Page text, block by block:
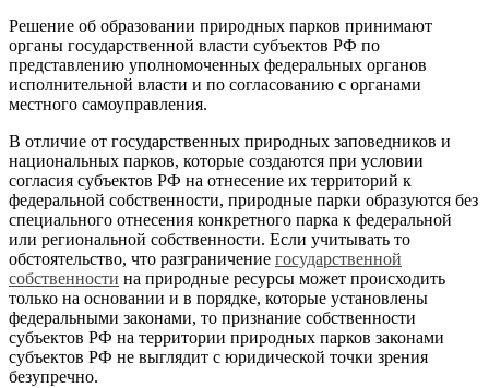
Решение об образовании природных парков принимают
органы государственной власти субъектов РФ по
представлению уполномоченных федеральных органов
исполнительной власти и по согласованию с органами
местного самоуправления.
В отличие от государственных природных заповедников и
национальных парков, которые создаются при условии
согласия субъектов РФ на отнесение их территорий к
федеральной собственности, природные парки образуются без
специального отнесения конкретного парка к федеральной
или региональной собственности. Если учитывать то
обстоятельство, что разграничение государственной
собственности на природные ресурсы может происходить
только на основании и в порядке, которые установлены
федеральными законами, то признание собственности
субъектов РФ на территории природных парков законами
субъектов РФ не выглядит с юридической точки зрения
безупречно.